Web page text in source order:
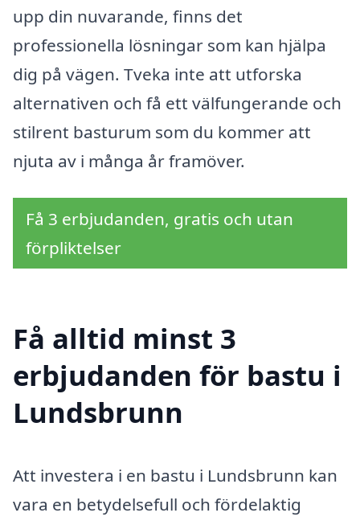
upp din nuvarande, finns det
professionella lösningar som kan hjälpa
dig på vägen. Tveka inte att utforska
alternativen och få ett välfungerande och
stilrent basturum som du kommer att
njuta av i många år framöver.
Få 3 erbjudanden, gratis och utan
förpliktelser
Få alltid minst 3
erbjudanden för bastu i
Lundsbrunn
Att investera i en bastu i Lundsbrunn kan
vara en betydelsefull och fördelaktig